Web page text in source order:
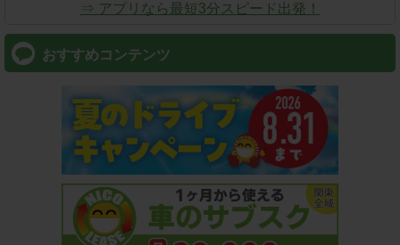
⇒ アプリなら最短3分スピード出発！
おすすめコンテンツ